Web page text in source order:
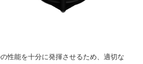
性能を十分に発揮させるため、適切な